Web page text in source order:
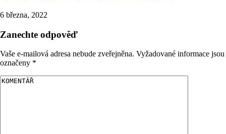
6 března, 2022
Zanechte odpověď
Vaše e-mailová adresa nebude zveřejněna. Vyžadované informace jsou
označeny *